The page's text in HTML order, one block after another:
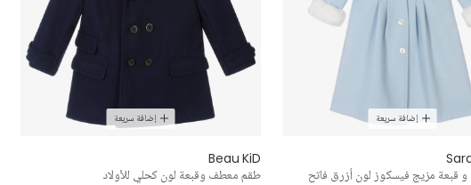
إضافة سريعة
مزيج فيسكوز لون أزرق فاتح
إضافة سريعة
Beau KiD
طقم معطف وقبعة لون كحلي للأولاد